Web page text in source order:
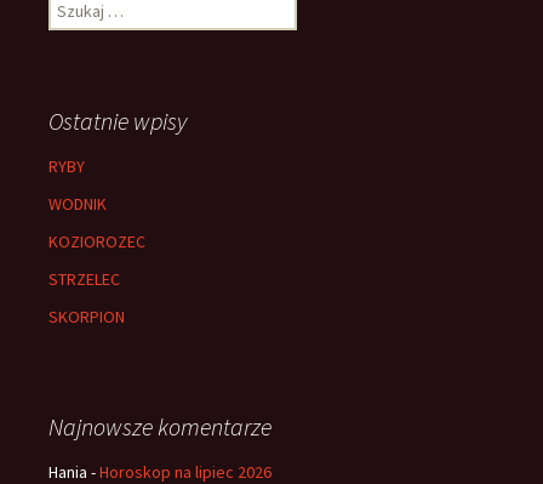
Ostatnie wpisy
RYBY
WODNIK
KOZIOROZEC
STRZELEC
SKORPION
Najnowsze komentarze
Hania -Horoskop na lipiec 2026